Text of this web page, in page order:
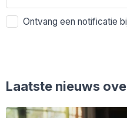
Ontvang een notificatie
Laatste nieuws